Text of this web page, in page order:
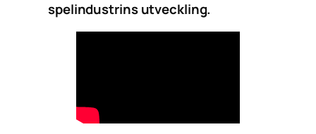
spelindustrins utveckling.